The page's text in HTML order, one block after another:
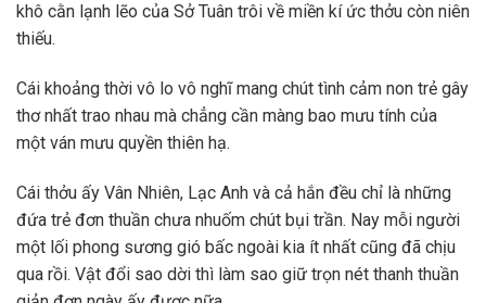
khô cằn lạnh lẽo của Sở Tuân trôi về miền kí ức thởu còn niên
thiếu.
Cái khoảng thời vô lo vô nghĩ mang chút tình cảm non trẻ gây
thơ nhất trao nhau mà chẳng cần màng bao mưu tính của
một ván mưu quyền thiên hạ.
Cái thởu ấy Vân Nhiên, Lạc Anh và cả hắn đều chỉ là những
đứa trẻ đơn thuần chưa nhuốm chút bụi trần. Nay mỗi người
một lối phong sương gió bấc ngoài kia ít nhất cũng đã chịu
qua rồi. Vật đổi sao dời thì làm sao giữ trọn nét thanh thuần